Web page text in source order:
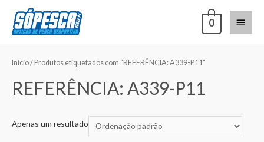
0
Início/ Produtos etiquetados com “REFERÊNCIA: A339-P11”
REFERÊNCIA: A339-P11
Apenas um resultado